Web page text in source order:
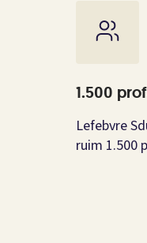
1.500
Lefebvre
ruim 1.500